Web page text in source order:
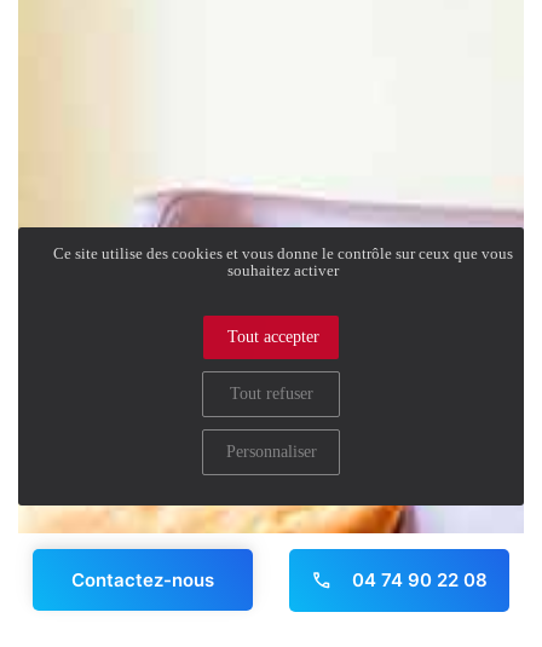
Contactez-nous 04 74 90 22 08
Ce site utilise des cookies et vous donne le contrôle sur ceux que vous
souhaitez activer
Tout accepter
Tout refuser
Personnaliser